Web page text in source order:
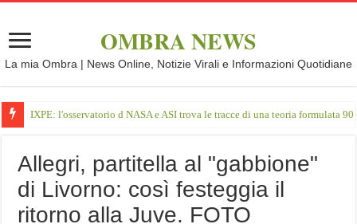
OMBRA NEWS
La mia Ombra | News Online, Notizie Virali e Informazioni Quotidiane
IXPE: l'osservatorio d NASA e ASI trova le tracce di una teoria formulata 90
Allegri, partitella al "gabbione"
di Livorno: così festeggia il
ritorno alla Juve. FOTO